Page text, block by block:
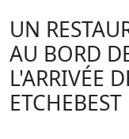
UN
AU BORD
L'ARRIVÉE
ETCHEBEST